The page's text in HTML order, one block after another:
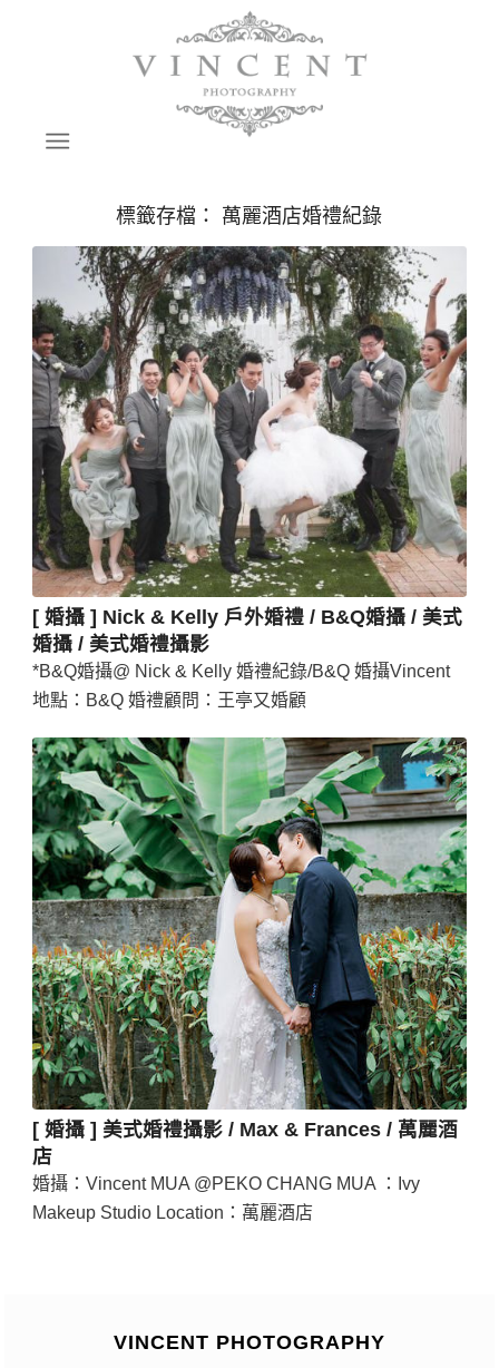
標籤存檔： 萬麗酒店婚禮紀錄
[ 婚攝 ] Nick & Kelly 戶外婚禮 / B&Q婚攝 / 美式
婚攝 / 美式婚禮攝影
*B&Q婚攝@ Nick & Kelly 婚禮紀錄/B&Q 婚攝Vincent
地點：B&Q 婚禮顧問：王亭又婚顧
[ 婚攝 ] 美式婚禮攝影 / Max & Frances / 萬麗酒
店
婚攝：Vincent MUA @PEKO CHANG MUA ：Ivy
Makeup Studio Location：萬麗酒店
VINCENT PHOTOGRAPHY